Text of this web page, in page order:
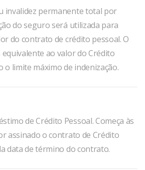
invalidez permanente total por
do seguro será utilizada para
do contrato de crédito pessoal. O
ao valor do Crédito
o limite máximo de indenização.
de Crédito Pessoal. Começa às
assinado o contrato de Crédito
data de término do contrato.